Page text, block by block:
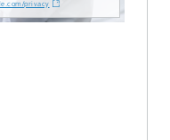
privacy